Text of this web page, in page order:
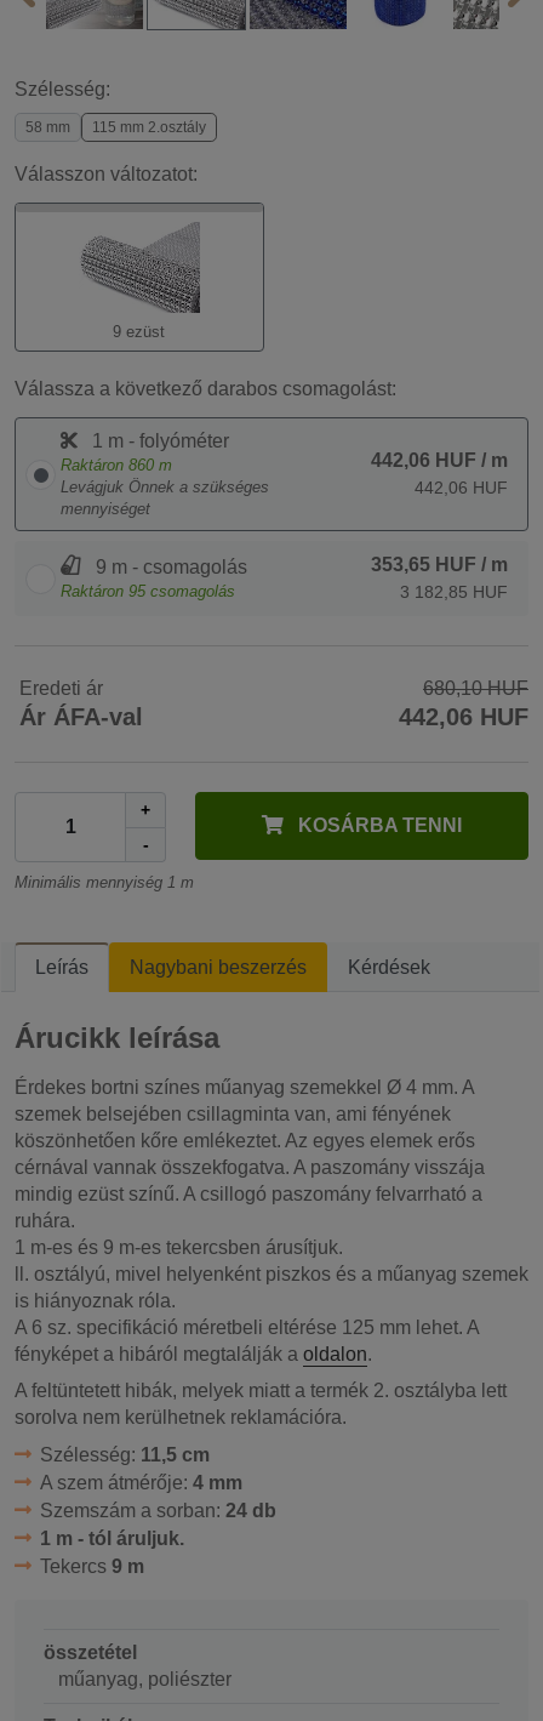
Szélesség:
58 mm 115 mm 2.osztály
Válasszon változatot:
9 ezüst
Válassza a következő darabos csomagolást:
1 m - folyóméter
Raktáron 860 m
Levágjuk Önnek a szükséges
mennyiséget
442,06 HUF / m
442,06 HUF
9 m - csomagolás
Raktáron 95 csomagolás
353,65 HUF / m
3 182,85 HUF
Eredeti ár 680,10 HUF
Ár ÁFA-val 442,06 HUF
+
-
KOSÁRBA TENNI
Minimális mennyiség 1 m
Leírás Nagybani beszerzés Kérdések
Árucikk leírása
Érdekes bortni színes műanyag szemekkel Ø 4 mm. A
szemek belsejében csillagminta van, ami fényének
köszönhetően kőre emlékeztet. Az egyes elemek erős
cérnával vannak összekfogatva. A paszomány visszája
mindig ezüst színű. A csillogó paszomány felvarrható a
ruhára.
1 m-es és 9 m-es tekercsben árusítjuk.
ll. osztályú, mivel helyenként piszkos és a műanyag szemek
is hiányoznak róla.
A 6 sz. specifikáció méretbeli eltérése 125 mm lehet. A
fényképet a hibáról megtalálják a oldalon.
A feltüntetett hibák, melyek miatt a termék 2. osztályba lett
sorolva nem kerülhetnek reklamációra.
Szélesség: 11,5 cm
A szem átmérője: 4 mm
Szemszám a sorban: 24 db
1 m - tól áruljuk.
Tekercs 9 m
összetétel
műanyag, poliészter